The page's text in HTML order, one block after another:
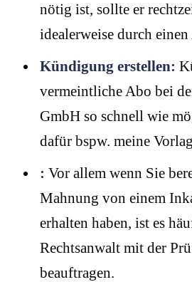
nötig ist, sollte er
idealerweise durch
Kündigung erstellen:
vermeintliche Abo bei
GmbH so schnell wie
dafür bspw. meine
: Vor allem wenn Sie
Mahnung von einem
erhalten haben, ist es
Rechtsanwalt mit der
beauftragen.